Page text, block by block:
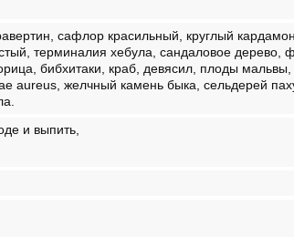
сафлор красильный, круглый
терминалия хебула, сандаловое дерево,
бибхитаки, краб, девясил, плоды мальвы,
aureus, желчный камень быка, сельдерей
и выпить,